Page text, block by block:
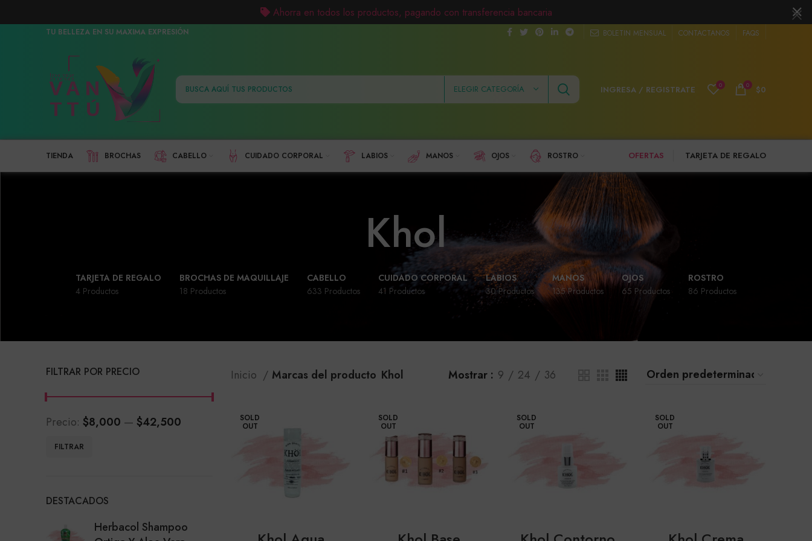
TU BELLEZA EN SU MAXIMA EXPRESIÓN BOLETIN MENSUAL CONTACTANOS FAQS
ELEGIR CATEGORÍA INGRESA / REGISTRATE 0 0 $0
TIENDA BROCHAS CABELLO CUIDADO CORPORAL LABIOS MANOS OJOS ROSTRO OFERTAS TARJETA DE REGALO
Khol
TARJETA DE REGALO
4 Productos
BROCHAS DE MAQUILLAJE
18 Productos
CABELLO
633 Productos
CUIDADO CORPORAL
41 Productos
LABIOS
30 Productos
MANOS
135 Productos
OJOS
65 Productos
ROSTRO
86 Productos
FILTRAR POR PRECIO
Precio
Precio
FILTRAR
Precio: $8,000 — $42,500
DESTACADOS
Herbacol Shampoo
Inicio Marcas del producto Khol Mostrar 9 24 36
SOLD
OUT
SOLD
OUT
SOLD
OUT
SOLD
OUT
Ahorra en todos los productos, pagando con transferencia bancaria